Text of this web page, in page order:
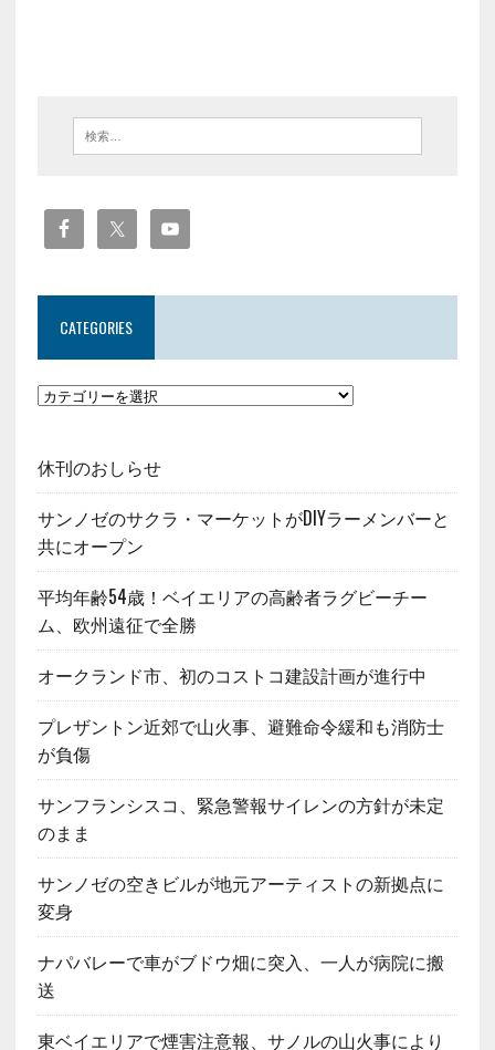
CATEGORIES
休刊のおしらせ
サンノゼのサクラ・マーケットがDIYラーメンバーと
共にオープン
平均年齢54歳！ベイエリアの高齢者ラグビーチー
ム、欧州遠征で全勝
オークランド市、初のコストコ建設計画が進行中
プレザントン近郊で山火事、避難命令緩和も消防士
が負傷
サンフランシスコ、緊急警報サイレンの方針が未定
のまま
サンノゼの空きビルが地元アーティストの新拠点に
変身
ナパバレーで車がブドウ畑に突入、一人が病院に搬
送
東ベイエリアで煙害注意報、サノルの山火事により